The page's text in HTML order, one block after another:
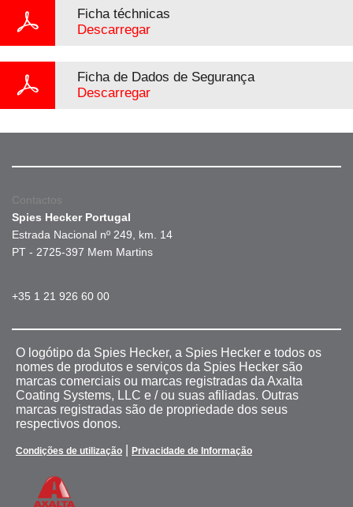
Ficha téchnicas
Descarregar
Ficha de Dados de Segurança
Descarregar
Contactos
Spies Hecker Portugal
Estrada Nacional nº 249, km. 14
PT - 2725-397 Mem Martins
+35 1 21 926 60 00
O logótipo da Spies Hecker, a Spies Hecker e todos os
nomes de produtos e serviços da Spies Hecker são
marcas comerciais ou marcas registradas da Axalta
Coating Systems, LLC e / ou suas afiliadas. Outras
marcas registradas são de propriedade dos seus
respectivos donos.
Condições de utilização Privacidade de Informação